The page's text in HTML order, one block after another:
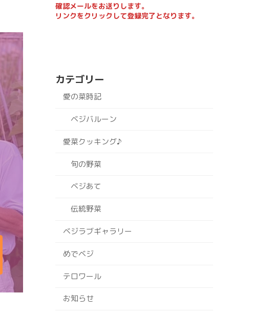
確認メールをお送りします。
リンクをクリックして登録完了となります。
カテゴリー
愛の菜時記
ベジバルーン
愛菜クッキング♪
旬の野菜
ベジあて
伝統野菜
ベジラブギャラリー
めでベジ
テロワール
お知らせ